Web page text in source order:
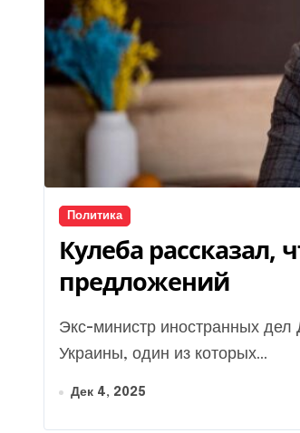
Политика
Кулеба рассказал,
предложений
Экс-министр иностранных дел Дмитрий Кулеба назвал два варианта развития событий для
Украины, один из которых...
Дек 4, 2025